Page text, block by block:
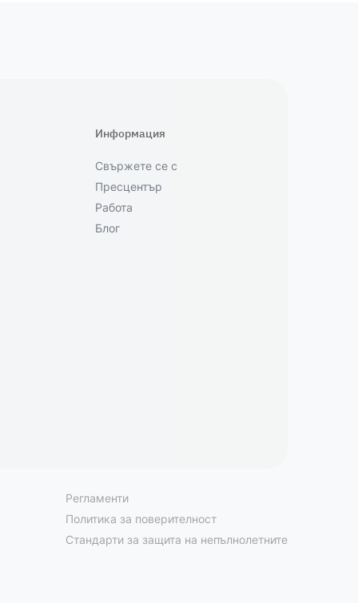
Информация
Свържете се с
Пресцентър
Работа
Блог
Регламенти
Политика за поверителност
Стандарти за защита на непълнолетните